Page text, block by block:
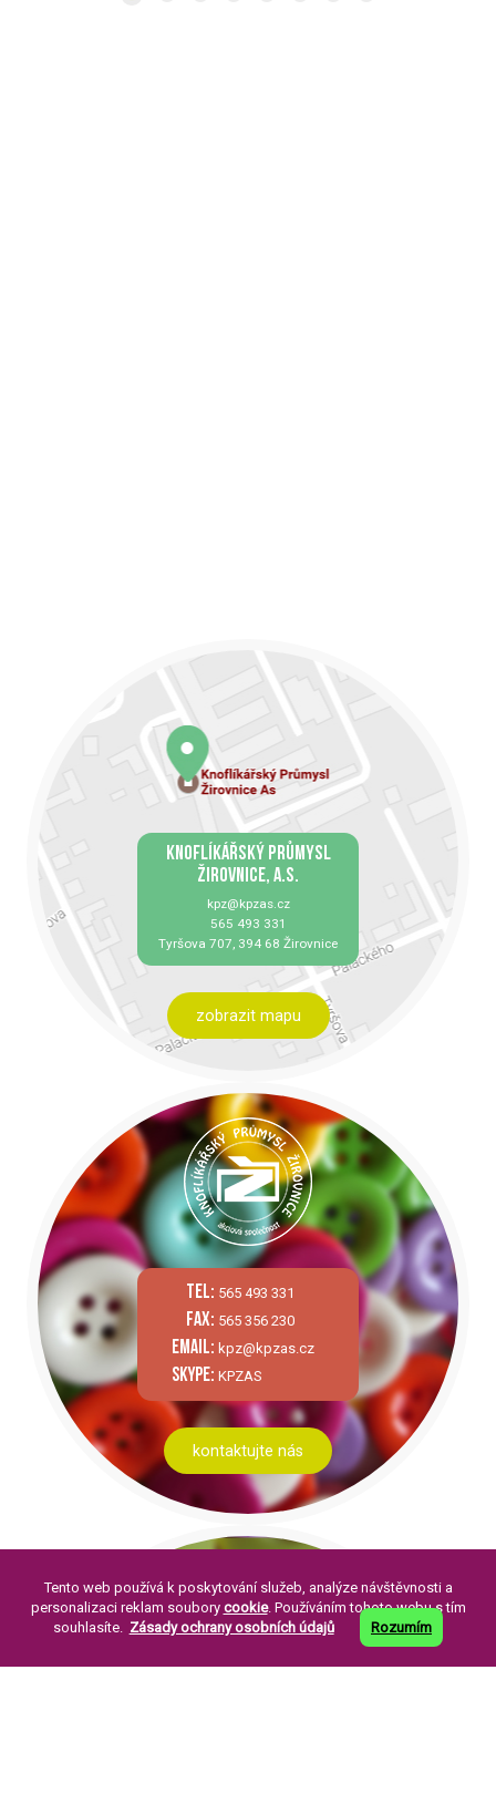
KNOFLÍKÁŘSKÝ PRŮMYSL
ŽIROVNICE, A.S.
kpz@kpzas.cz
565 493 331
Tyršova 707, 394 68 Žirovnice
zobrazit mapu
tel: 565 493 331
fax: 565 356 230
email: kpz@kpzas.cz
skype: KPZAS
kontaktujte nás
Tento web používá k poskytování služeb, analýze návštěvnosti a
personalizaci reklam soubory cookie. Používáním tohoto webu s tím
souhlasíte. Zásady ochrany osobních údajů Rozumím